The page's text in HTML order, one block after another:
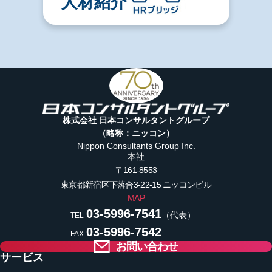
株式会社 日本コンサルタントグループ
（略称：ニッコン）
Nippon Consultants Group Inc.
本社
〒161-8553
東京都新宿区下落合3-22-15ニッコンビル
MAP
TEL 03-5996-7541（代表）
FAX 03-5996-7542
お問い合わせ
サービス